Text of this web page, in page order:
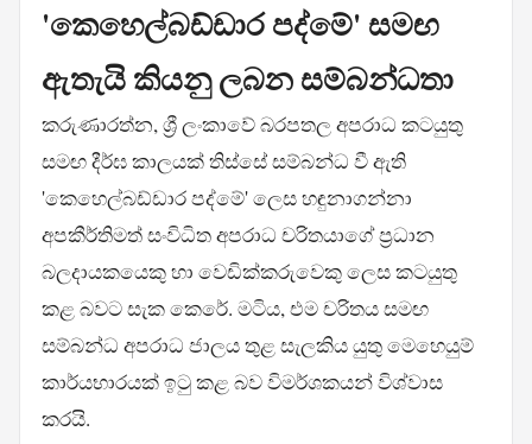
'කෙහෙල්බඩ්ඩාර පද්මේ' සමඟ
ඇතැයි කියනු ලබන සම්බන්ධතා
කරුණාරත්න, ශ්‍රී ලංකාවේ බරපතල අපරාධ කටයුතු
සමඟ දීර්ඝ කාලයක් තිස්සේ සම්බන්ධ වී ඇති
'කෙහෙල්බඩ්ඩාර පද්මේ' ලෙස හඳුනාගන්නා
අපකීර්තිමත් සංවිධිත අපරාධ චරිතයාගේ ප්‍රධාන
බලදායකයෙකු හා වෙඩික්කරුවෙකු ලෙස කටයුතු
කළ බවට සැක කෙරේ. මටිය, එම චරිතය සමඟ
සම්බන්ධ අපරාධ ජාලය තුළ සැලකිය යුතු මෙහෙයුම්
කාර්යභාරයක් ඉටු කළ බව විමර්ශකයන් විශ්වාස
කරයි.